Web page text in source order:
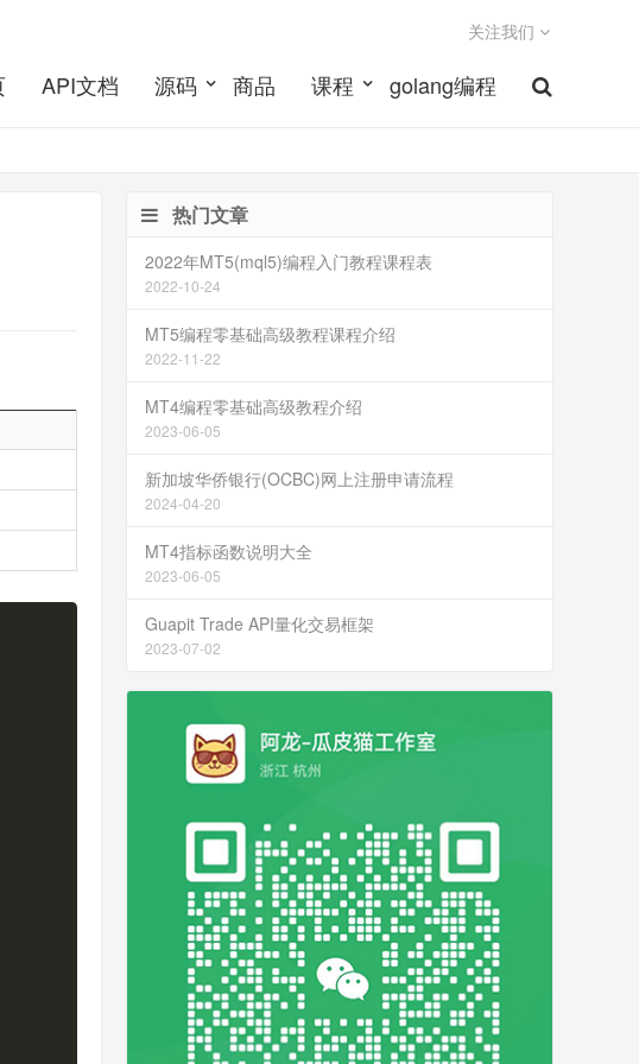
API文档 源码 商品 课程 golang编程
关注我们
热门文章
2022年MT5(mql5)编程入门教程课程表
2022-10-24
MT5编程零基础高级教程课程介绍
2022-11-22
MT4编程零基础高级教程介绍
2023-06-05
新加坡华侨银行(OCBC)网上注册申请流程
2024-04-20
MT4指标函数说明大全
2023-06-05
Guapit Trade API量化交易框架
2023-07-02